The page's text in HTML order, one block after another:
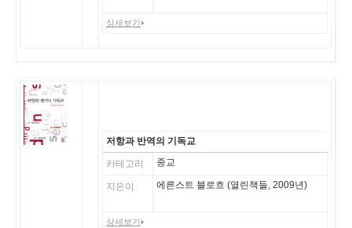
상세보기
저항과 반역의 기독교
카테고리 종교
지은이 에른스트 블로흐 (열린책들, 2009년)
상세보기